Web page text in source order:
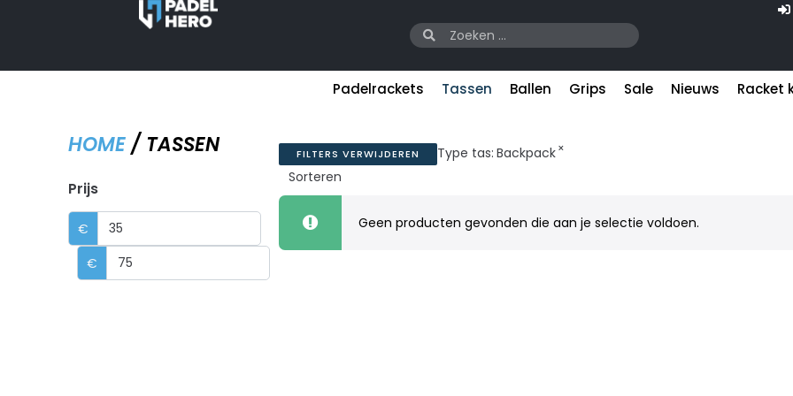
Padelrackets Tassen Ballen Grips Sale Nieuws Racket
HOME/ TASSEN
Prijs
€
€
FILTERS VERWIJDEREN Type tas: Backpack×
Geen producten gevonden die aan je selectie voldoen.